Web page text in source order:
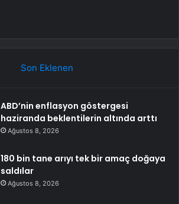
Son Eklenen
ABD’nin enflasyon göstergesi
haziranda beklentilerin altında arttı
Ağustos 8, 2026
180 bin tane arıyı tek bir amaç doğaya
saldılar
Ağustos 8, 2026